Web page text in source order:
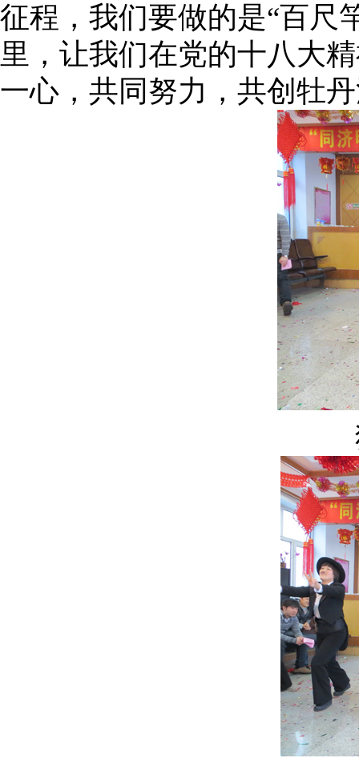
征程，我们要做的是“百尺
里，让我们在党的十八大
一心，共同努力，共创牡